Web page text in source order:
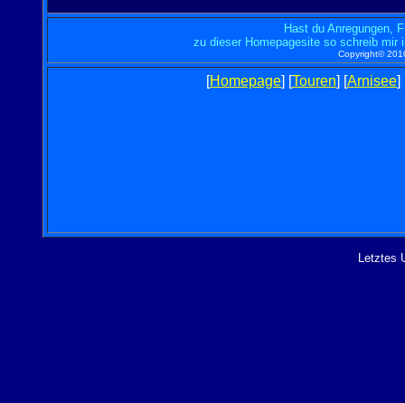
Hast du Anregungen,
zu dieser Homepagesite so schreib mir
Copyright©
[Homepage] [Touren] [Arnisee]
Letztes